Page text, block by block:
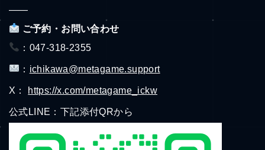
——
ご予約・お問い合わせ
：047-318-2355
： ichikawa@metagame.support
X： https://x.com/metagame_ickw
公式LINE：下記添付QRから